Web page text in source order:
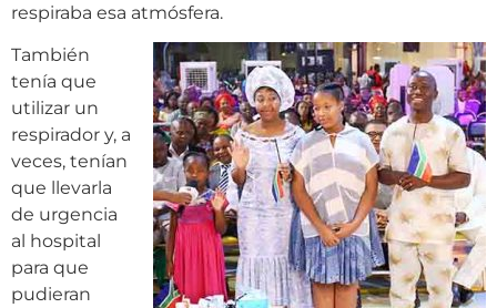
respiraba esa atmósfera.
También
tenía que
utilizar un
respirador y, a
veces, tenían
que llevarla
de urgencia
al hospital
para que
pudieran